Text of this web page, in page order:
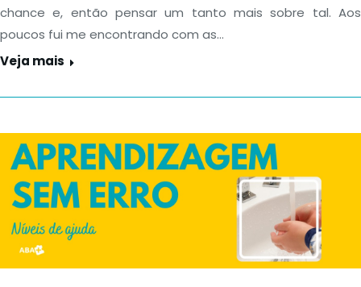
chance e, então pensar um tanto mais sobre tal. Aos
poucos fui me encontrando com as…
Veja mais